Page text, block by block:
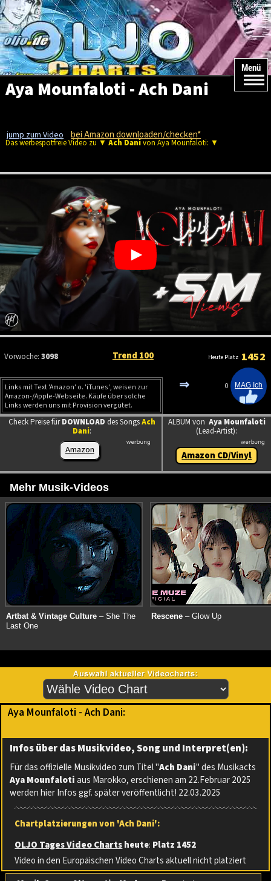
Menü
Aya Mounfaloti - Ach Dani
jump zum Video bei Amazon downloaden/checken*
Das werbespotfreie Video zu ▼ Ach Danivon Aya Mounfaloti: ▼
Vorwoche: 3098 Trend 100 Heute Platz 1452
Links mit Text 'Amazon' o. 'iTunes', weisen zur
Amazon-/Apple-Webseite. Käufe über solche
Links werden uns mit Provision vergütet.
⇒ 0
Check Preise fürDOWNLOAD des SongsAch
Dani:
Amazon
ALBUM von Aya Mounfaloti
(Lead-Artist):
Amazon CD/Vinyl
Mehr Musik-Videos
Artbat & Vintage Culture – She The
Last One
Rescene – Glow Up
Aya Mounfaloti - Ach Dani:
Infos über das Musikvideo, Song und Interpret(en):
Für das offizielle Musikvideo zum Titel "Ach Dani" des Musikacts
Aya Mounfalotiaus Marokko, erschienen am 22.Februar 2025
werden hier Infos ggf. später veröffentlicht! 22.03.2025
Chartplatzierungen von 'Ach Dani':
OLJO Tages Video Chartsheute: Platz 1452
Video in den Europäischen Video Charts aktuell nicht platziert